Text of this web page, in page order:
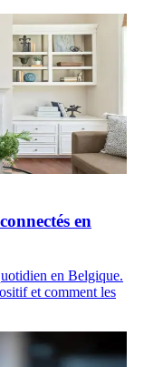
en
en Belgique.
et comment les